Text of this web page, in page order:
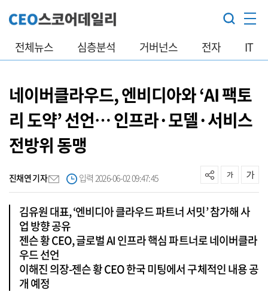
전체뉴스 심층분석 거버넌스 전자 IT
네이버클라우드, 엔비디아와 ‘AI 팩토
리 도약’ 선언… 인프라·모델·서비스
전방위 동맹
진채연 기자 입력 2026-06-02 09:47:45
김유원 대표, ‘엔비디아 클라우드 파트너 서밋’ 참가해 사
업 방향 공유
젠슨 황 CEO, 글로벌 AI 인프라 핵심 파트너로 네이버클라
우드 선언
이해진 의장-젠슨 황 CEO 한국 미팅에서 구체적인 내용 공
개 예정